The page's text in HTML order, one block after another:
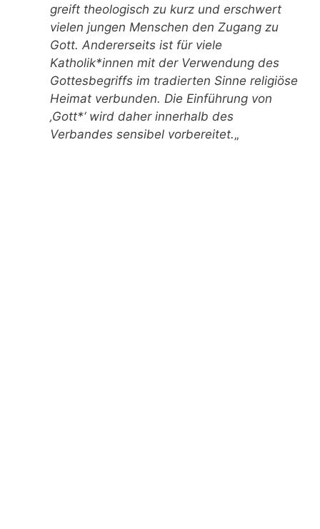
greift theologisch zu kurz und erschwert
vielen jungen Menschen den Zugang zu
Gott. Andererseits ist für viele
Katholik*innen mit der Verwendung des
Gottesbegriffs im tradierten Sinne religiöse
Heimat verbunden. Die Einführung von
‚Gott*‘ wird daher innerhalb des
Verbandes sensibel vorbereitet.„